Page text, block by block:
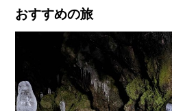
おすすめの旅